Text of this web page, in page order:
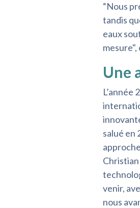
“Nous
tandis
eaux
Une
L’année
salué en
venir,
nous